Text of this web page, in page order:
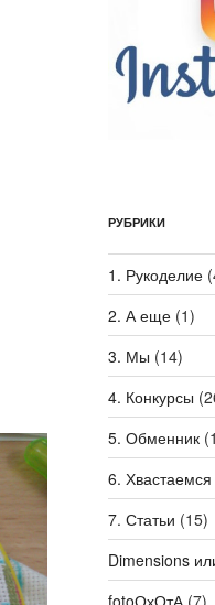
РУБРИКИ
1. Рукоделие
2. А еще(1)
3. Мы (14)
4. Конкурсы
5. Обменник
6. Хвастаемся
7. Статьи (15)
Dimensions